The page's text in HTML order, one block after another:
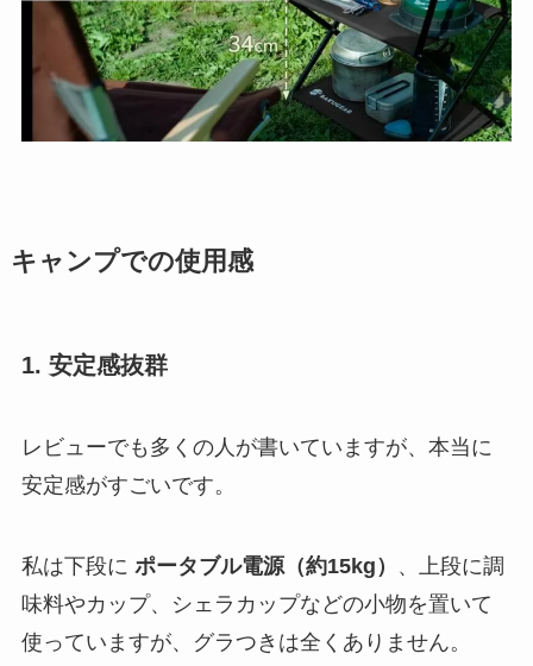
キャンプでの使用感
1. 安定感抜群
レビューでも多くの人が書いていますが、本当に
安定感がすごいです。
私は下段に ポータブル電源（約15kg）
、上段に調
味料やカップ、シェラカップなどの小物を置いて
使っていますが、グラつきは全くありません。